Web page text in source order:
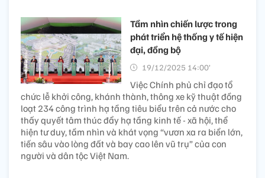
Tầm nhìn chiến lược trong
phát triển hệ thống y tế hiện
đại, đồng bộ
19/12/2025 14:00’
Việc Chính phủ chỉ đạo tổ
chức lễ khởi công, khánh thành, thông xe kỹ thuật đồng
loạt 234 công trình hạ tầng tiêu biểu trên cả nước cho
thấy quyết tâm thúc đẩy hạ tầng kinh tế - xã hội, thể
hiện tư duy, tầm nhìn và khát vọng “vươn xa ra biển lớn,
tiến sâu vào lòng đất và bay cao lên vũ trụ” của con
người và dân tộc Việt Nam.